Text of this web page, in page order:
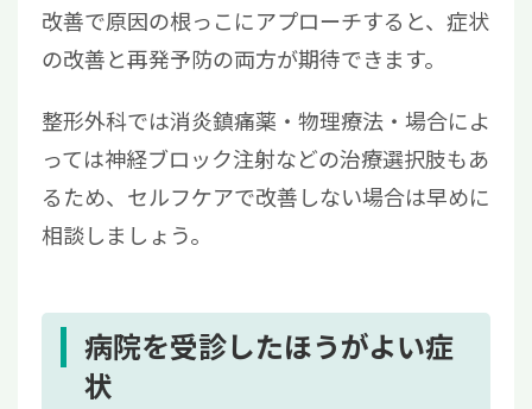
改善で原因の根っこにアプローチすると、症状
の改善と再発予防の両方が期待できます。
整形外科では消炎鎮痛薬・物理療法・場合によ
っては神経ブロック注射などの治療選択肢もあ
るため、セルフケアで改善しない場合は早めに
相談しましょう。
病院を受診したほうがよい症
状